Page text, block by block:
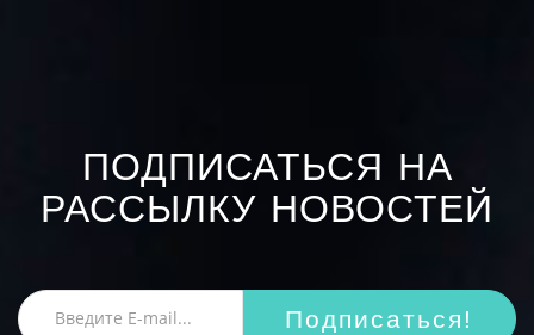
ПОДПИСАТЬСЯ НА
РАССЫЛКУ НОВОСТЕЙ
Подписаться!